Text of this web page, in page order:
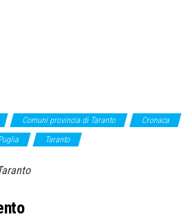
Comuni provincia di Taranto
Cronaca
Taranto